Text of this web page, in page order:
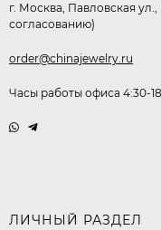
г. Москва, Павловская
согласованию)
order@chinajewelry.ru
Часы работы офиса 4:30-
ЛИЧНЫЙ РАЗДЕЛ